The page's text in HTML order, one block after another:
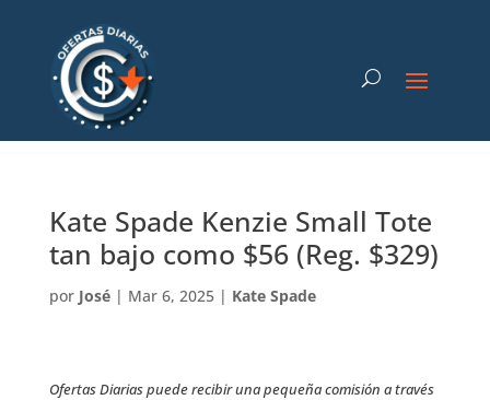
Kate Spade Kenzie Small Tote
tan bajo como $56 (Reg. $329)
por José| Mar 6, 2025| Kate Spade
Ofertas Diarias puede recibir una pequeña comisión a través